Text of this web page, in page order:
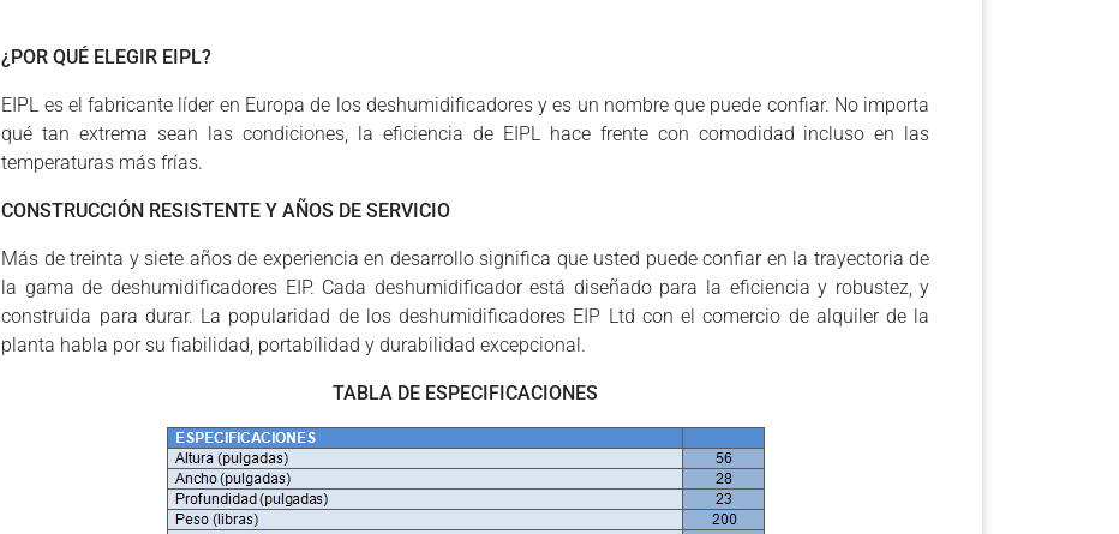
¿POR QUÉ ELEGIR EIPL?
EIPL es el fabricante líder en Europa de los deshumidificadores y es un nombre que puede confiar. No importa
qué tan extrema sean las condiciones, la eficiencia de EIPL hace frente con comodidad incluso en las
temperaturas más frías.
CONSTRUCCIÓN RESISTENTE Y AÑOS DE SERVICIO
Más de treinta y siete años de experiencia en desarrollo significa que usted puede confiar en la trayectoria de
la gama de deshumidificadores EIP. Cada deshumidificador está diseñado para la eficiencia y robustez, y
construida para durar. La popularidad de los deshumidificadores EIP Ltd con el comercio de alquiler de la
planta habla por su fiabilidad, portabilidad y durabilidad excepcional.
TABLA DE ESPECIFICACIONES